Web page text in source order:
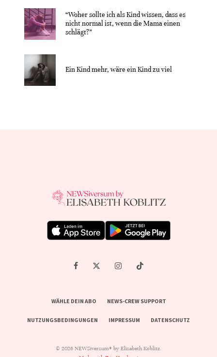
“Woher sollte ich als Kind wissen, dass es
nicht normal ist, wenn die Mama einen
schlägt?”
Ein Kind mehr, wäre ein Kind zu viel
WÄHLE DEIN ABO NEWS-CREW SUPPORT
NUTZUNGSBEDINGUNGEN IMPRESSUM DATENSCHUTZ
© 2026 NEWSiversum® by Elisabeth Koblitz.